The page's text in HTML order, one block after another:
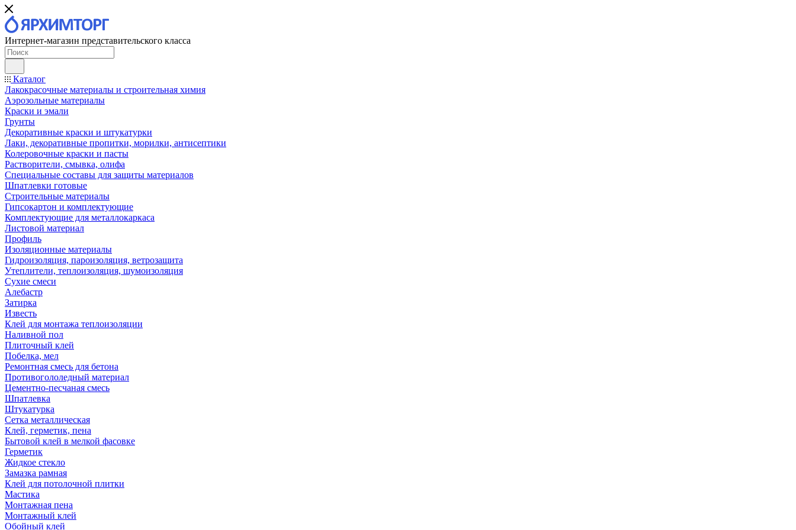
Интернет-магазин представительского класса
Каталог
Лакокрасочные материалы и строительная химия
Аэрозольные материалы
Краски и эмали
Грунты
Декоративные краски и штукатурки
Лаки, декоративные пропитки, морилки, антисептики
Колеровочные краски и пасты
Растворители, смывка, олифа
Специальные составы для защиты материалов
Шпатлевки готовые
Строительные материалы
Гипсокартон и комплектующие
Комплектующие для металлокаркаса
Листовой материал
Профиль
Изоляционные материалы
Гидроизоляция, пароизоляция, ветрозащита
Утеплители, теплоизоляция, шумоизоляция
Сухие смеси
Алебастр
Затирка
Известь
Клей для монтажа теплоизоляции
Наливной пол
Плиточный клей
Побелка, мел
Ремонтная смесь для бетона
Противогололедный материал
Цементно-песчаная смесь
Шпатлевка
Штукатурка
Сетка металлическая
Клей, герметик, пена
Бытовой клей в мелкой фасовке
Герметик
Жидкое стекло
Замазка рамная
Клей для потолочной плитки
Мастика
Монтажная пена
Монтажный клей
Обойный клей